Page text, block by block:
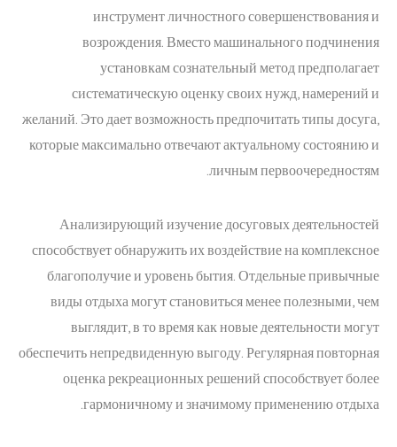
инструмент личностного совершенствования и
возрождения. Вместо машинального подчинения
установкам сознательный метод предполагает
систематическую оценку своих нужд, намерений и
желаний. Это дает возможность предпочитать типы досуга,
которые максимально отвечают актуальному состоянию и
личным первоочередностям.
Анализирующий изучение досуговых деятельностей
способствует обнаружить их воздействие на комплексное
благополучие и уровень бытия. Отдельные привычные
виды отдыха могут становиться менее полезными, чем
выглядит, в то время как новые деятельности могут
обеспечить непредвиденную выгоду. Регулярная повторная
оценка рекреационных решений способствует более
гармоничному и значимому применению отдыха.